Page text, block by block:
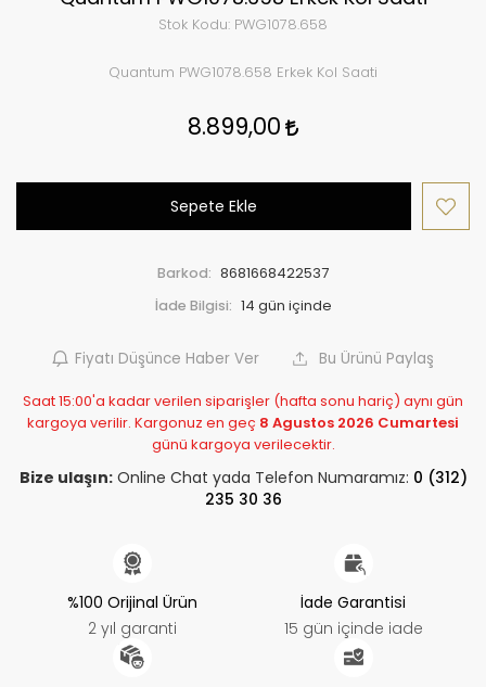
Stok Kodu: PWG1078.658
Quantum PWG1078.658 Erkek Kol Saati
8.899,00
Sepete Ekle
Barkod: 8681668422537
İade Bilgisi:
Fiyatı Düşünce Haber Ver Bu Ürünü Paylaş
Saat 15:00'a kadar verilen siparişler (hafta sonu hariç) aynı gün
kargoya verilir. Kargonuz en geç 8 Agustos 2026 Cumartesi
günü kargoya verilecektir.
Bize ulaşın:Online Chat yada Telefon Numaramız: 0 (312)
235 30 36
%100 Orijinal Ürün
2 yıl garanti
İade Garantisi
15 gün içinde iade